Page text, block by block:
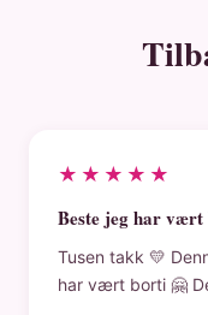
★★★★★
Beste jeg har
Tusen takk 💛
har vært borti 🤗